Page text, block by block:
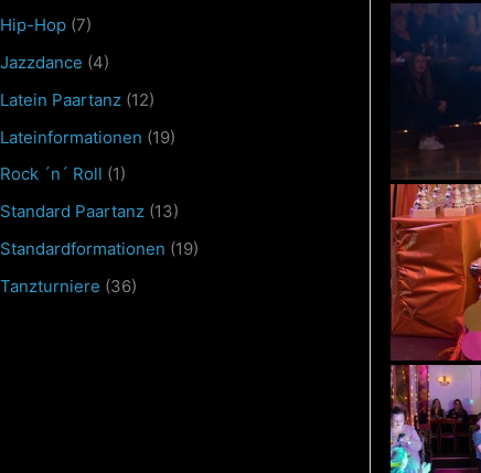
Hip-Hop (7)
Jazzdance (4)
Latein Paartanz (12)
Lateinformationen (19)
Rock ´n´ Roll (1)
Standard Paartanz (13)
Standardformationen (19)
Tanzturniere (36)